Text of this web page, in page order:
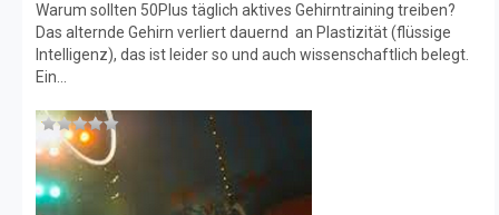
Warum sollten 50Plus täglich aktives Gehirntraining treiben?
Das alternde Gehirn verliert dauernd an Plastizität (flüssige
Intelligenz), das ist leider so und auch wissenschaftlich belegt.
Ein...